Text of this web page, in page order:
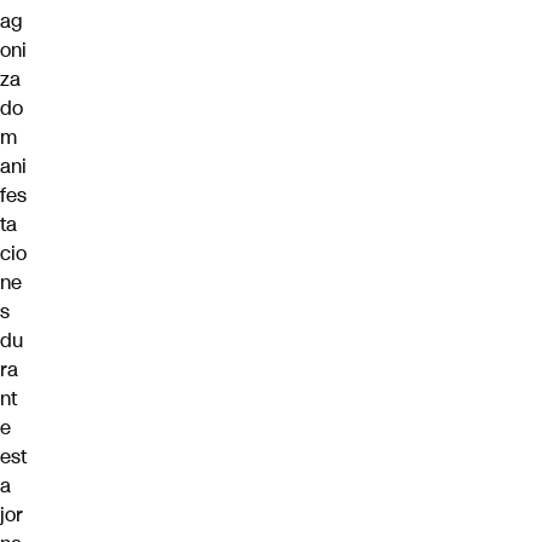
ag
oni
za
do
m
ani
fes
ta
cio
ne
s
du
ra
nt
e
est
a
jor